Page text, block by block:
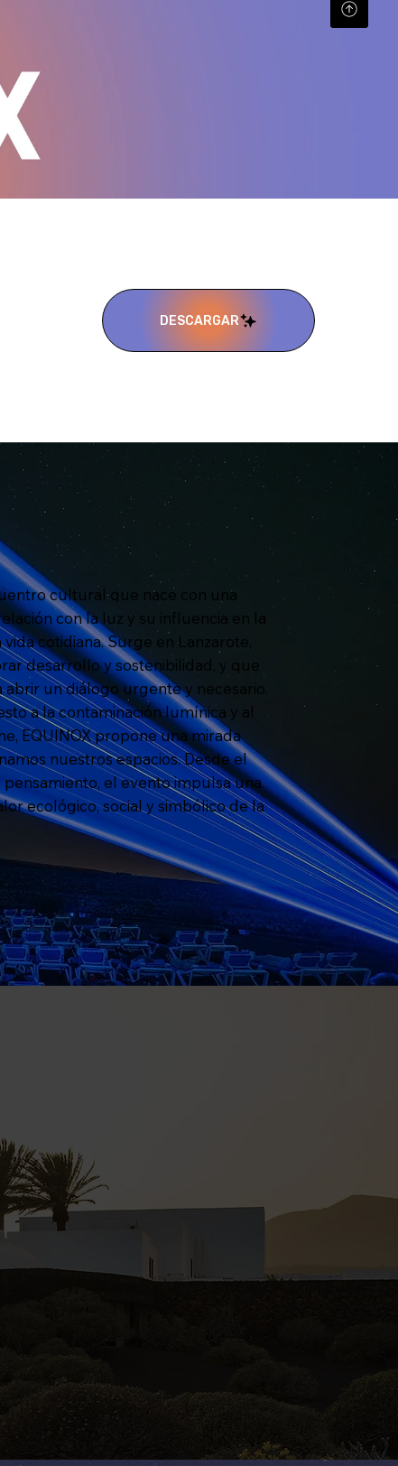
DESCARGAR
cultural que nace con una
con la luz y su influencia en la
cotidiana. Surge en Lanzarote,
desarrollo y sostenibilidad, y que
un diálogo urgente y necesario.
a la contaminación lumínica y al
EQUINOX propone una mirada
nuestros espacios. Desde el
el evento impulsa una
ecológico, social y simbólico de la